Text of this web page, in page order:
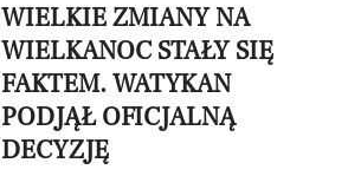
WIELKIE ZMIANY NA
WIELKANOC STAŁY SIĘ
FAKTEM. WATYKAN
PODJĄŁ OFICJALNĄ
DECYZJĘ